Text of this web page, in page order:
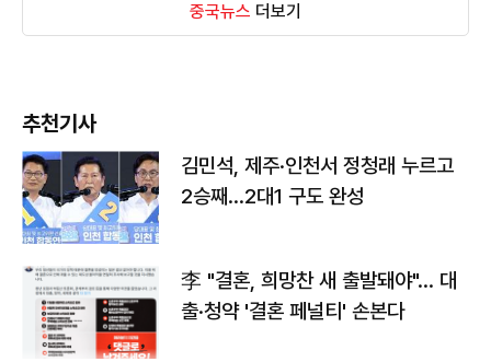
중국뉴스 더보기
추천기사
김민석, 제주·인천서 정청래 누르고
2승째…2대1 구도 완성
李 "결혼, 희망찬 새 출발돼야"… 대
출·청약 '결혼 페널티' 손본다